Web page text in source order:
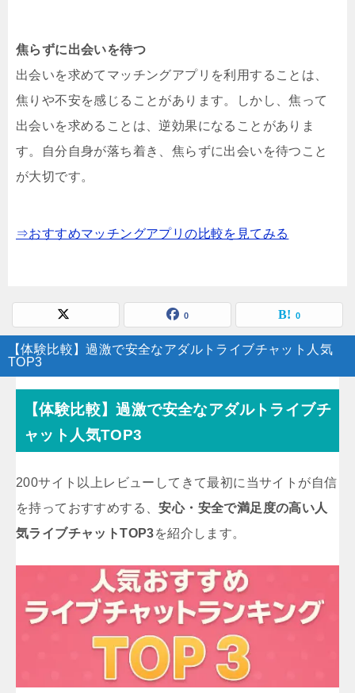
焦らずに出会いを待つ
出会いを求めてマッチングアプリを利用することは、
焦りや不安を感じることがあります。しかし、焦って
出会いを求めることは、逆効果になることがありま
す。自分自身が落ち着き、焦らずに出会いを待つこと
が大切です。
⇒おすすめマッチングアプリの比較を見てみる
0 0
【体験比較】過激で安全なアダルトライブチャット人気
TOP3
【体験比較】過激で安全なアダルトライブチ
ャット人気TOP3
200サイト以上レビューしてきて最初に当サイトが自信
を持っておすすめする、安心・安全で満足度の高い人
気ライブチャットTOP3を紹介します。